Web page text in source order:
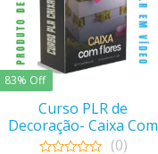
83% Off
Curso PLR de
Decoração- Caixa Com
Flores (0)